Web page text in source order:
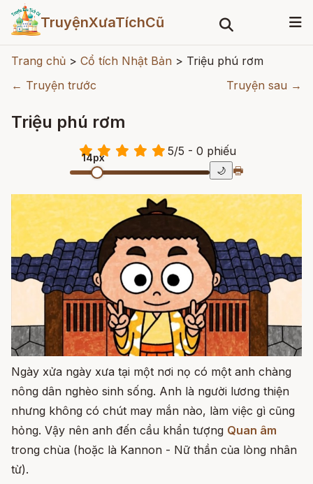
TruyệnXưaTíchCũ
Trang chủ > Cổ tích Nhật Bản > Triệu phú rơm
← Truyện trước
Truyện sau →
Triệu phú rơm
5/5 - 0 phiếu
14px
🌙 🖶
Ngày xửa ngày xưa tại một nơi nọ có một anh chàng
nông dân nghèo sinh sống. Anh là người lương thiện
nhưng không có chút may mắn nào, làm việc gì cũng
hỏng. Vậy nên anh đến cầu khẩn tượng Quan âm
trong chùa (hoặc là Kannon - Nữ thần của lòng nhân
từ).